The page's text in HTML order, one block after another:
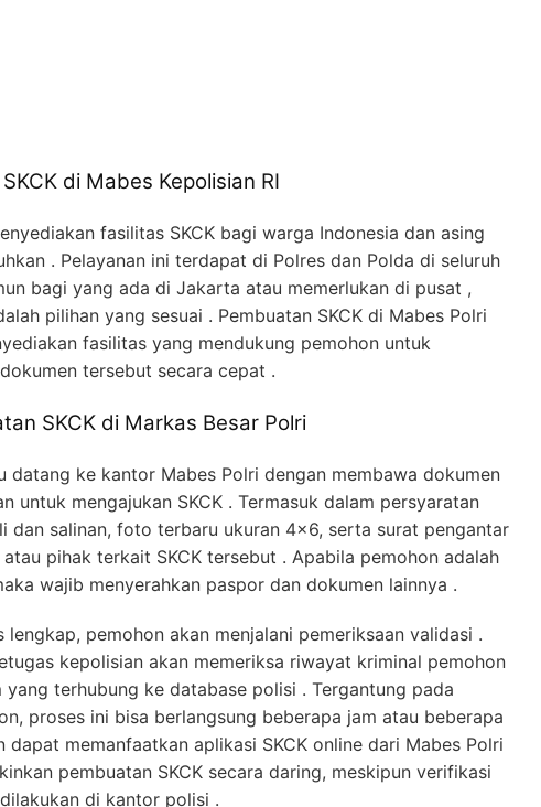
di Mabes Kepolisian RI
fasilitas SKCK bagi warga Indonesia dan asing
. Pelayanan ini terdapat di Polres dan Polda di seluruh
bagi yang ada di Jakarta atau memerlukan di pusat ,
pilihan yang sesuai . Pembuatan SKCK di Mabes Polri
fasilitas yang mendukung pemohon untuk
tersebut secara cepat .
SKCK di Markas Besar Polri
datang ke kantor Mabes Polri dengan membawa dokumen
untuk mengajukan SKCK . Termasuk dalam persyaratan
dan salinan, foto terbaru ukuran 4×6, serta surat pengantar
pihak terkait SKCK tersebut . Apabila pemohon adalah
wajib menyerahkan paspor dan dokumen lainnya .
lengkap, pemohon akan menjalani pemeriksaan validasi .
kepolisian akan memeriksa riwayat kriminal pemohon
yang terhubung ke database polisi . Tergantung pada
proses ini bisa berlangsung beberapa jam atau beberapa
dapat memanfaatkan aplikasi SKCK online dari Mabes Polri
pembuatan SKCK secara daring, meskipun verifikasi
di kantor polisi .